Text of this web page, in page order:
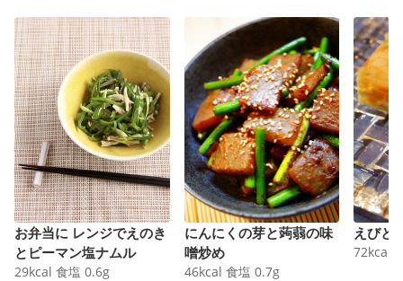
お弁当に レンジでえのき
とピーマン塩ナムル
29kcal 食塩 0.6g
にんにくの芽と蒟蒻の味
噌炒め
46kcal 食塩 0.7g
えびと
72kcal